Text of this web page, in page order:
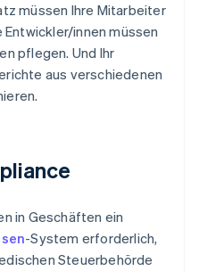
müssen Ihre Mitarbeiter
Entwickler/innen müssen
pflegen. Und Ihr
aus verschiedenen
in Geschäften ein
-System erforderlich,
Steuerbehörde